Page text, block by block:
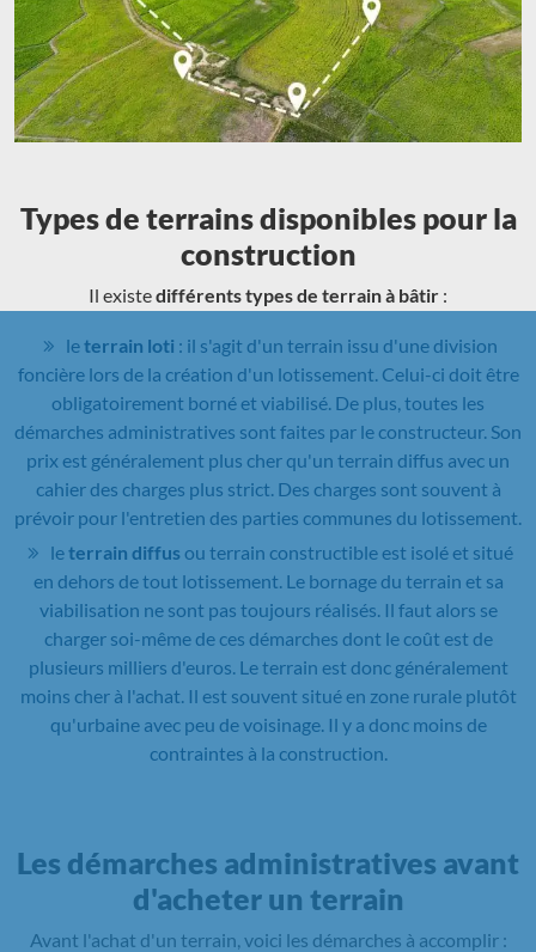
Types de terrains disponibles pour la
construction
Il existedifférents types de terrain à bâtir :
leterrain loti : il s'agit d'un terrain issu d'une division
foncière lors de la création d'un lotissement. Celui-ci doit être
obligatoirement borné et viabilisé. De plus, toutes les
démarches administratives sont faites par le constructeur. Son
prix est généralement plus cher qu'un terrain diffus avec un
cahier des charges plus strict. Des charges sont souvent à
prévoir pour l'entretien des parties communes du lotissement.
leterrain diffusou terrain constructible est isolé et situé
en dehors de tout lotissement. Le bornage du terrain et sa
viabilisation ne sont pas toujours réalisés. Il faut alors se
charger soi-même de ces démarches dont le coût est de
plusieurs milliers d'euros. Le terrain est donc généralement
moins cher à l'achat. Il est souvent situé en zone rurale plutôt
qu'urbaine avec peu de voisinage. Il y a donc moins de
contraintes à la construction.
Les démarches administratives avant
d'acheter un terrain
Avant l'achat d'un terrain, voici les démarches à accomplir :